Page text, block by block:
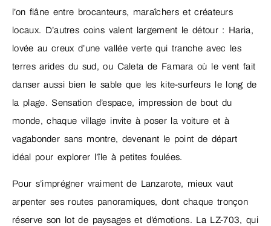
l’on flâne entre brocanteurs, maraîchers et créateurs
locaux. D’autres coins valent largement le détour : Haria,
lovée au creux d’une vallée verte qui tranche avec les
terres arides du sud, ou Caleta de Famara où le vent fait
danser aussi bien le sable que les kite-surfeurs le long de
la plage. Sensation d’espace, impression de bout du
monde, chaque village invite à poser la voiture et à
vagabonder sans montre, devenant le point de départ
idéal pour explorer l’île à petites foulées.
Pour s’imprégner vraiment de Lanzarote, mieux vaut
arpenter ses routes panoramiques, dont chaque tronçon
réserve son lot de paysages et d’émotions. La LZ-703, qui